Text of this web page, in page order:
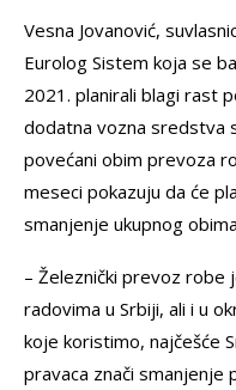
Vesna Jovanović,
Eurolog Sistem koja se
2021. planirali blagi rast
dodatna vozna sredstva
povećani obim prevoza
meseci pokazuju da će
smanjenje ukupnog
– Železnički prevoz
radovima u Srbiji, ali i u
koje koristimo, najčešće
pravaca znači smanjenje